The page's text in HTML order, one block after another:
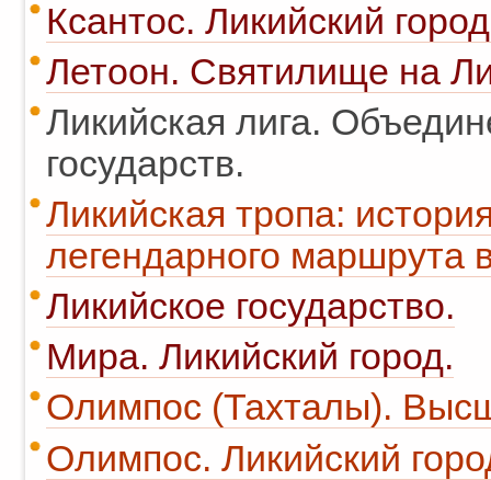
Ксантос. Ликийский
Летоон. Святилище на
Ликийская лига.
государств.
Ликийская тропа:
легендарного маршрута
Ликийское государство.
Мира. Ликийский город.
Олимпос (Тахталы).
Олимпос. Ликийский